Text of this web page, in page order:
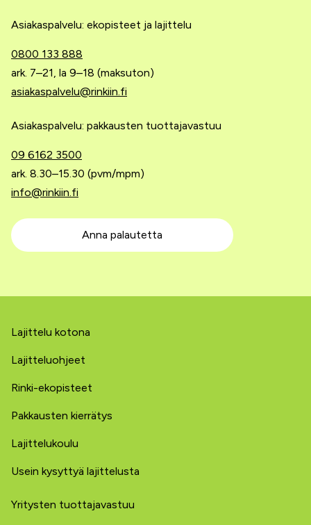
Asiakaspalvelu: ekopisteet ja lajittelu
0800 133 888
ark. 7–21, la 9–18 (maksuton)
asiakaspalvelu@rinkiin.fi
Asiakaspalvelu: pakkausten tuottajavastuu
09 6162 3500
ark. 8.30–15.30 (pvm/mpm)
info@rinkiin.fi
Anna palautetta
Lajittelu kotona
Lajitteluohjeet
Rinki-ekopisteet
Pakkausten kierrätys
Lajittelukoulu
Usein kysyttyä lajittelusta
Yritysten tuottajavastuu